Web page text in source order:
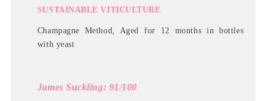
SUSTAINABLE VITICULTURE
Champagne Method, Aged for 12 months in bottles
with yeast
James Suckling: 91/100